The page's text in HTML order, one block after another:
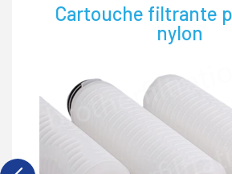
Cartouche filtrante
nylon